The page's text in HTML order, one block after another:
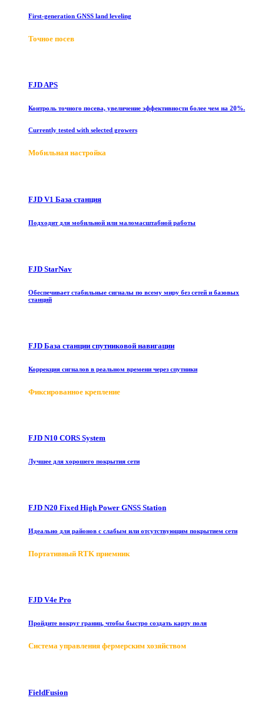
First-generation GNSS land leveling
Точное посев
FJD APS
Контроль точного посева, увеличение эффективности более чем на 20%.
Currently tested with selected growers
Мобильная настройка
FJD V1 База станция
Подходит для мобильной или маломасштабной работы
FJD StarNav
Обеспечивает стабильные сигналы по всему миру без сетей и базовых
станций
FJD База станции спутниковой навигации
Коррекция сигналов в реальном времени через спутники
Фиксированное крепление
FJD N10 CORS System
Лучшее для хорошего покрытия сети
FJD N20 Fixed High Power GNSS Station
Идеально для районов с слабым или отсутствующим покрытием сети
Портативный RTK приемник
FJD V4e Pro
Пройдите вокруг границ, чтобы быстро создать карту поля
Система управления фермерским хозяйством
FieldFusion